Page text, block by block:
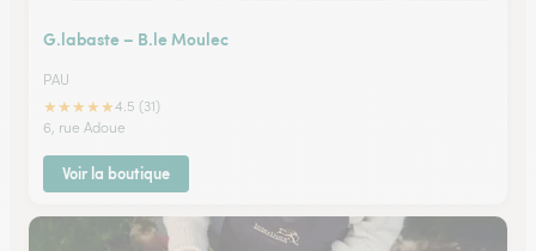
G.labaste – B.le Moulec
PAU
★★★★★4.5 (31)
6, rue Adoue
Voir la boutique